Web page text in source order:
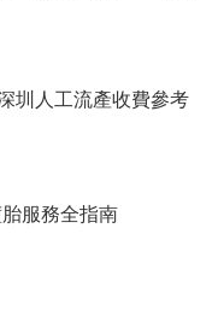
圳人工流產收費參考
服務全指南